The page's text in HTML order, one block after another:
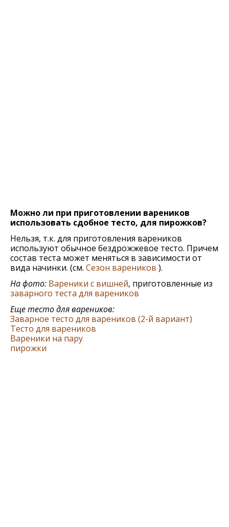
Можно ли при приготовлении вареников
использовать сдобное тесто, для пирожков?
Нельзя, т.к. для приготовления вареников
используют обычное бездрожжевое тесто. Причем
состав теста может меняться в зависимости от
вида начинки. (см. Сезон вареников ).
На фото: Вареники с вишней, приготовленные из
заварного теста для вареников
Еще тесто для вареников:
Заварное тесто для вареников (2-й вариант)
Тесто для вареников
Вареники на пару
пирожки